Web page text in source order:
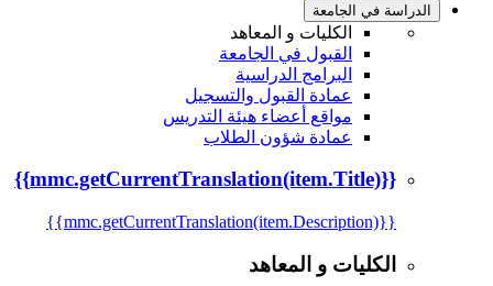
الدراسة في الجامعة
الكليات و المعاهد
القبول في الجامعة
البرامج الدراسية
عمادة القبول والتسجيل
مواقع أعضاء هيئة التدريس
عمادة شؤون الطلاب
{{mmc.getCurrentTranslation(item.Title)}}
{{mmc.getCurrentTranslation(item.Description)}}
الكليات و المعاهد